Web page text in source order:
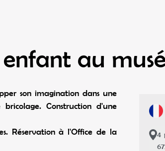
au
son imagination dans une
Construction d'une
Réservation à l'Office de la
4